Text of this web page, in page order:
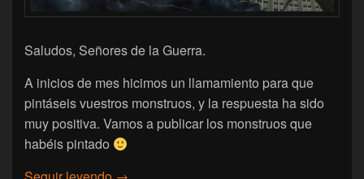
Saludos, Señores de la Guerra.
A inicios de mes hicimos un llamamiento para que
pintáseis vuestros monstruos, y la respuesta ha sido
muy positiva. Vamos a publicar los monstruos que
habéis pintado